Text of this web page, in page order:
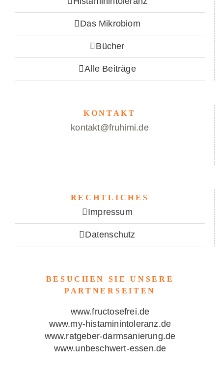
Das Mikrobiom
Bücher
Alle Beiträge
KONTAKT
kontakt@fruhimi.de
RECHTLICHES
Impressum
Datenschutz
BESUCHEN SIE UNSERE
PARTNERSEITEN
www.fructosefrei.de
www.my-histaminintoleranz.de
www.ratgeber-darmsanierung.de
www.unbeschwert-essen.de